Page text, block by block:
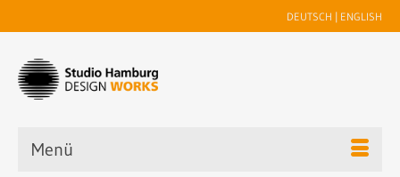
DEUTSCH | ENGLISH
Menü